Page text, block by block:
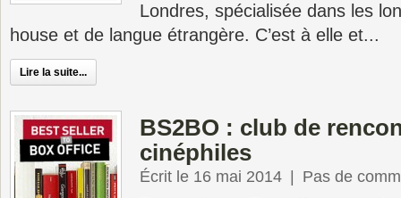
Londres, spécialisée dans les
house et de langue étrangère. C’est à elle et...
Lire la suite...
BS2BO : club de
cinéphiles
Écrit le 16 mai 2014 Pas de